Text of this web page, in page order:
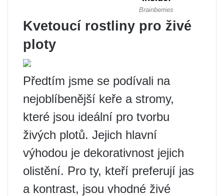
Kvetoucí rostliny pro živé
ploty
Předtím jsme se podívali na
nejoblíbenější keře a stromy,
které jsou ideální pro tvorbu
živých plotů. Jejich hlavní
výhodou je dekorativnost jejich
olistění. Pro ty, kteří preferují jas
a kontrast, jsou vhodné živé